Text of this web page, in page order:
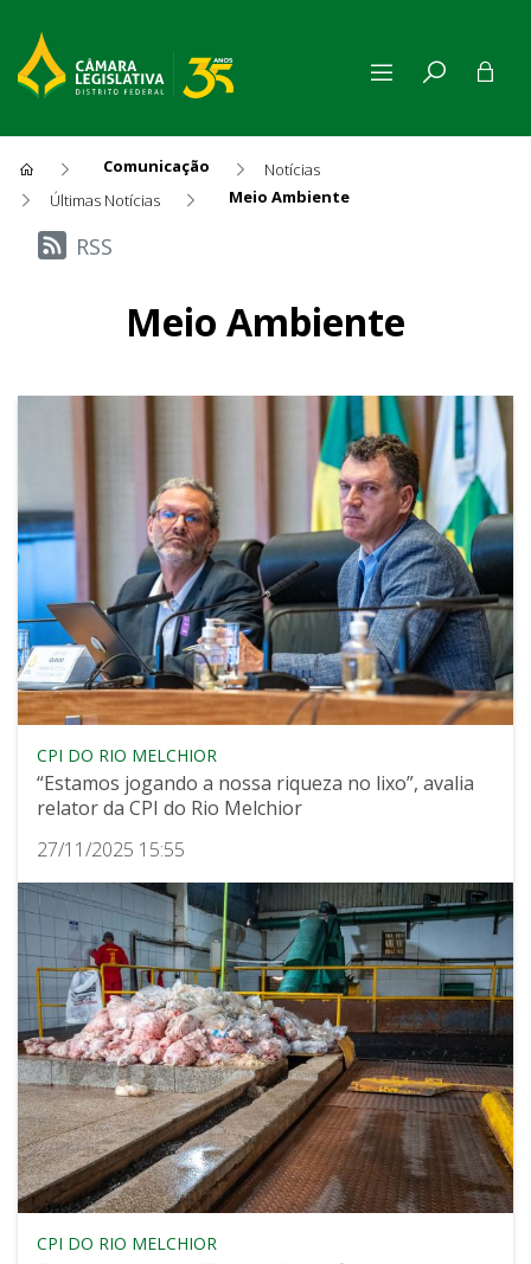
Comunicação
Notícias
Últimas Notícias
Meio Ambiente
Últimas Notícias
RSS
Meio Ambiente
CPI DO RIO MELCHIOR
“Estamos jogando a nossa riqueza no lixo”, avalia
relator da CPI do Rio Melchior
27/11/2025 15:55
CPI DO RIO MELCHIOR